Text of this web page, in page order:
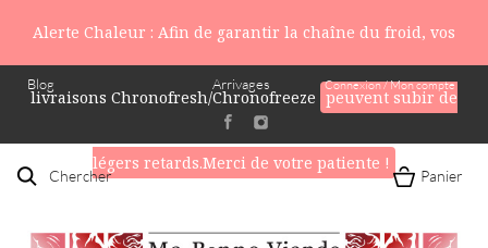
Alerte Chaleur : Afin de garantir la chaîne du froid, vos
livraisons Chronofresh/Chronofreeze peuvent subir de
légers retards.Merci de votre patiente !
Blog Connexion / Mon compte
Arrivages
Chercher Panier